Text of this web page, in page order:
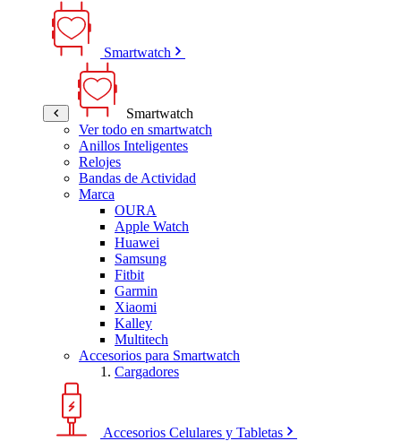
Smartwatch
Smartwatch
Ver todo en smartwatch
Anillos Inteligentes
Relojes
Bandas de Actividad
Marca
OURA
Apple Watch
Huawei
Samsung
Fitbit
Garmin
Xiaomi
Kalley
Multitech
Accesorios para Smartwatch
Cargadores
Accesorios Celulares y Tabletas